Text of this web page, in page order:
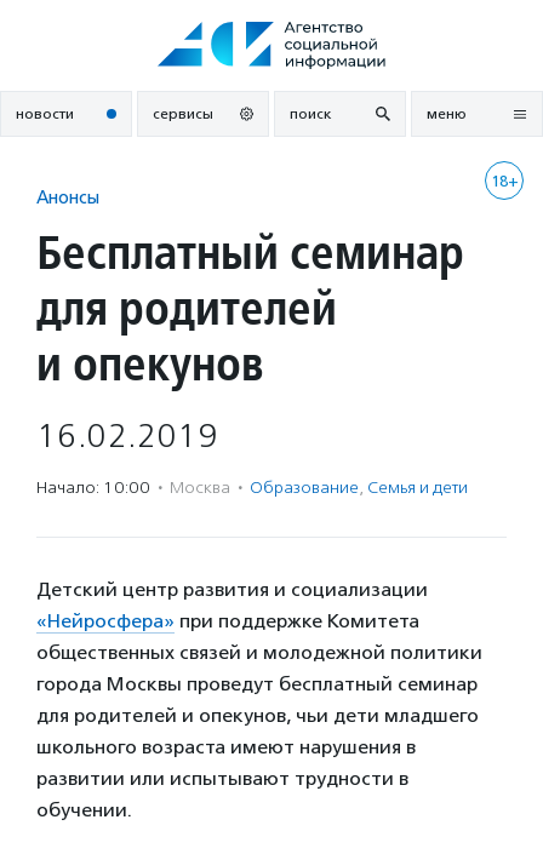
новости сервисы поиск меню
18+
Анонсы
Бесплатный семинар
для родителей
и опекунов
16.02.2019
Начало: 10:00 · Москва · Образование, Семья и дети
Детский центр развития и социализации
«Нейросфера» при поддержке Комитета
общественных связей и молодежной политики
города Москвы проведут бесплатный семинар
для родителей и опекунов, чьи дети младшего
школьного возраста имеют нарушения в
развитии или испытывают трудности в
обучении.